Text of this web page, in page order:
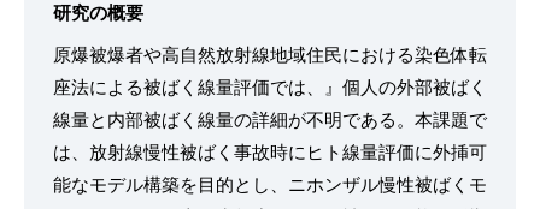
研究の概要
原爆被爆者や高自然放射線地域住民における染色体転
座法による被ばく線量評価では、』個人の外部被ばく
線量と内部被ばく線量の詳細が不明である。本課題で
は、放射線慢性被ばく事故時にヒト線量評価に外挿可
能なモデル構築を目的とし、ニホンザル慢性被ばくモ